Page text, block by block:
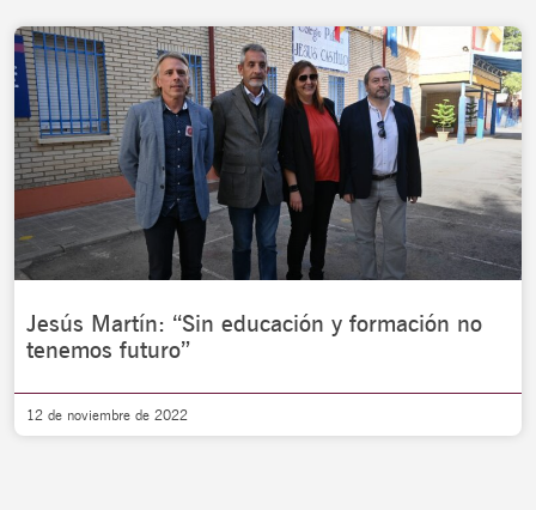
Jesús Martín: “Sin educación y formación no
tenemos futuro”
12 de noviembre de 2022